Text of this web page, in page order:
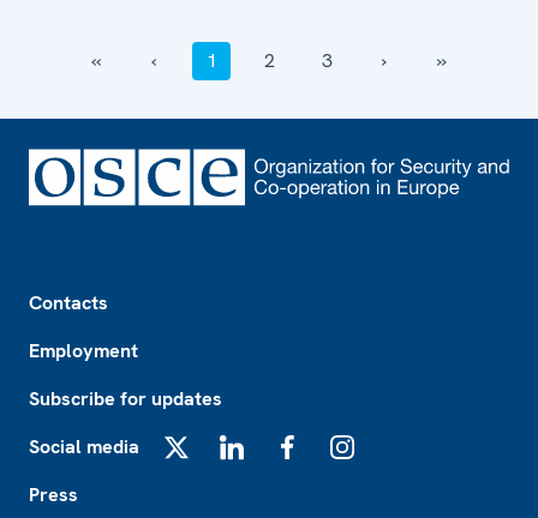
‹‹ ‹ 1 2 3 › ››
Contacts
Employment
Subscribe for updates
Social media
Press